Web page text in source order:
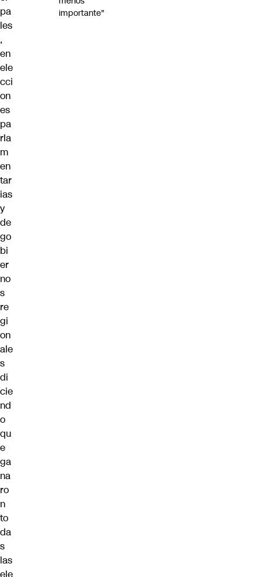
pa
les
,
en
ele
cci
on
es
pa
rla
m
en
tar
ias
y
de
go
bi
er
no
s
re
gi
on
ale
s
di
cie
nd
o
qu
e
ga
na
ro
n
to
da
s
las
ele
importante"